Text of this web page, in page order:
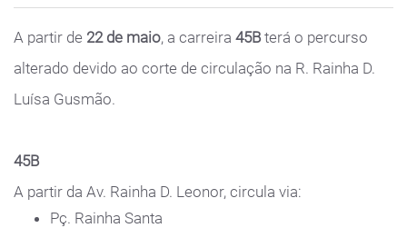
A partir de 22 de maio, a carreira 45B terá o percurso
alterado devido ao corte de circulação na R. Rainha D.
Luísa Gusmão.
45B
A partir da Av. Rainha D. Leonor, circula via:
Pç. Rainha Santa